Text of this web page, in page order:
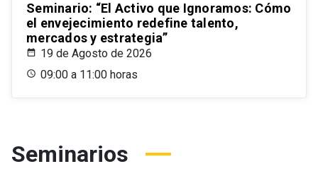
Seminario: “El Activo que Ignoramos: Cómo
el envejecimiento redefine talento,
mercados y estrategia”
19 de Agosto de 2026
09:00 a 11:00 horas
Seminarios